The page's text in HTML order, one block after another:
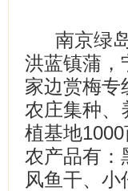
南京绿
洪蓝镇蒲，
家边赏梅专
农庄集种、
植基地
农产品有：
风鱼干、